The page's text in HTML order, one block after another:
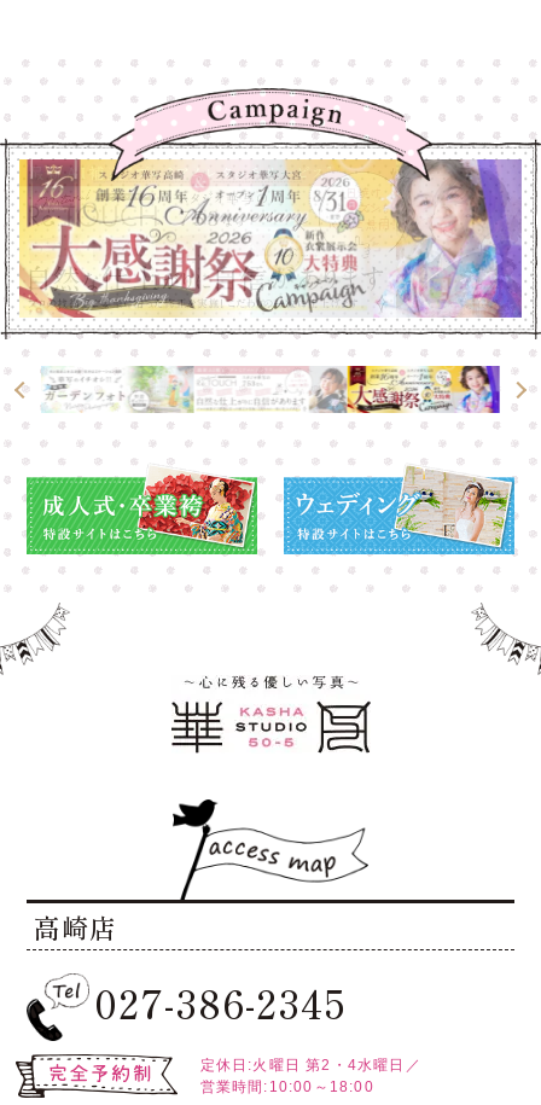
高崎店
027-386-2345
定休日:火曜日 第2・4水曜日／
営業時間:10:00～18:00
大宮店
大宮店